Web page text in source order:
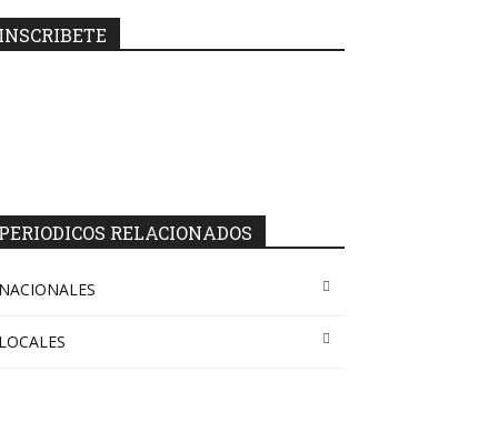
INSCRIBETE
PERIODICOS RELACIONADOS
NACIONALES
LOCALES